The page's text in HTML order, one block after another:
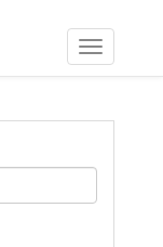
Toggle